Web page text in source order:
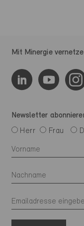
Mit Minergie
Newsletter
Herr
Frau